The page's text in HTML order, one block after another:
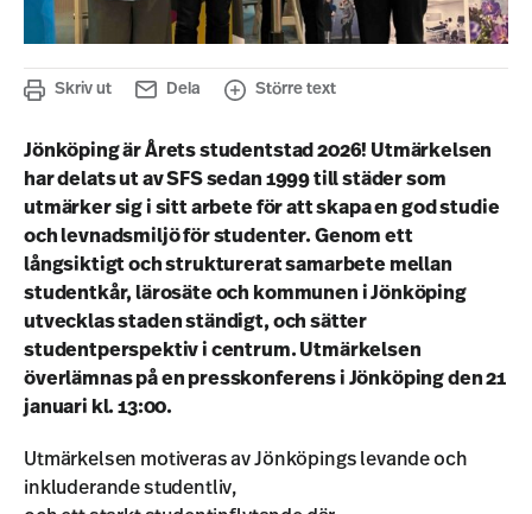
Skriv ut Dela Större text
Jönköping är Årets studentstad 2026! Utmärkelsen
har delats ut av SFS sedan 1999 till städer som
utmärker sig i sitt arbete för att skapa en god studie
och levnadsmiljö för studenter. Genom ett
långsiktigt och strukturerat samarbete mellan
studentkår, lärosäte och kommunen i Jönköping
utvecklas staden ständigt, och sätter
studentperspektiv i centrum. Utmärkelsen
överlämnas på en presskonferens i Jönköping den 21
januari kl. 13:00.
Utmärkelsen motiveras av Jönköpings levande och
inkluderande studentliv,